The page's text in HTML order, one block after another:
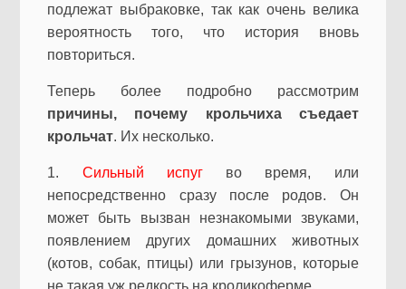
подлежат выбраковке, так как очень велика
вероятность того, что история вновь
повториться.
Теперь более подробно рассмотрим
причины, почему крольчиха съедает
крольчат. Их несколько.
1. Сильный испугво время, или
непосредственно сразу после родов. Он
может быть вызван незнакомыми звуками,
появлением других домашних животных
(котов, собак, птицы) или грызунов, которые
не такая уж редкость на кроликоферме.